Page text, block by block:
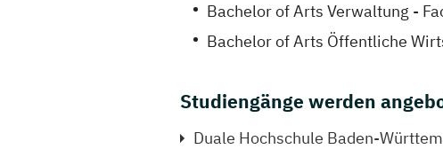
Bachelor of Arts Verwaltung -
Bachelor of Arts Öffentliche
Studiengänge werden
Duale Hochschule Baden-